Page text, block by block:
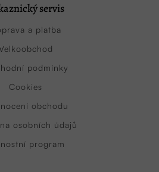
servis
a platba
podmínky
Cookies
obchodu
osobních údajů
program